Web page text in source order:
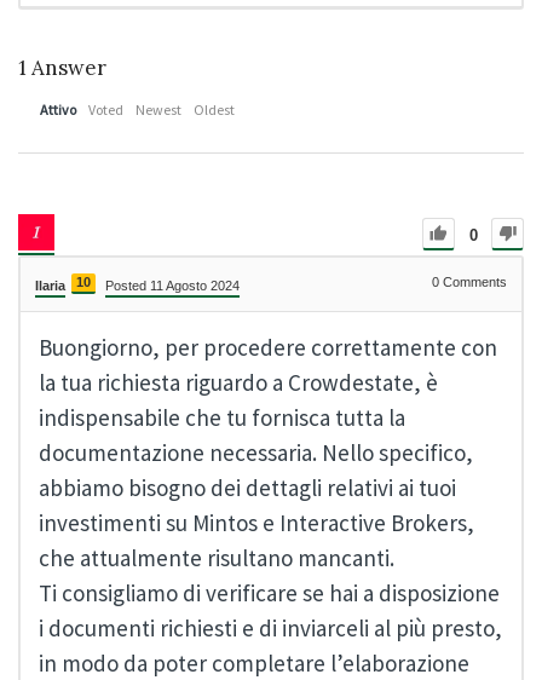
1 Answer
Attivo Voted Newest Oldest
0
Ilaria 10 Posted 11 Agosto 2024 0 Comments
Buongiorno, per procedere correttamente con
la tua richiesta riguardo a Crowdestate, è
indispensabile che tu fornisca tutta la
documentazione necessaria. Nello specifico,
abbiamo bisogno dei dettagli relativi ai tuoi
investimenti su Mintos e Interactive Brokers,
che attualmente risultano mancanti.
Ti consigliamo di verificare se hai a disposizione
i documenti richiesti e di inviarceli al più presto,
in modo da poter completare l’elaborazione